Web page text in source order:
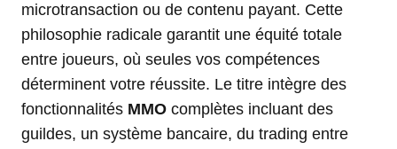
microtransaction ou de contenu payant. Cette
philosophie radicale garantit une équité totale
entre joueurs, où seules vos compétences
déterminent votre réussite. Le titre intègre des
fonctionnalités MMO complètes incluant des
guildes, un système bancaire, du trading entre